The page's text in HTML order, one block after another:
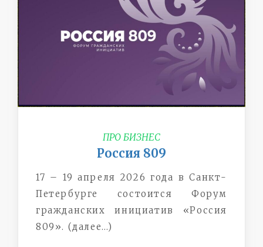
ПРО БИЗНЕС
Россия 809
17 – 19 апреля 2026 года в Санкт-
Петербурге состоится Форум
гражданских инициатив «Россия
809». (далее…)